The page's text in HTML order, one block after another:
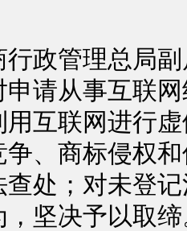
管理总局副
请从事互联
互联网进行
、商标侵权
查处；对未登
坚决予以取